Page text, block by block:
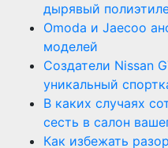
дырявый
Оmoda и Jaecoo
моделей
Создатели Nissan
уникальный
В каких случаях
сесть в салон
Как избежать